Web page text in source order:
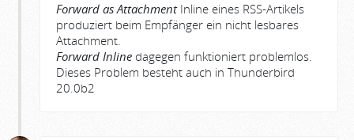
Forward as AttachmentInline eines RSS-Artikels
produziert beim Empfänger ein nicht lesbares
Attachment.
Forward Inline dagegen funktioniert problemlos.
Dieses Problem besteht auch in Thunderbird
20.0b2